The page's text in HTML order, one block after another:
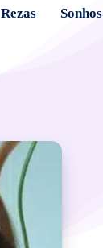
Rezas Sonhos